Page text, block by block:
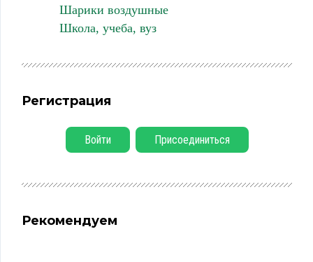
Шарики воздушные
Школа, учеба, вуз
Регистрация
Войти Присоединиться
Рекомендуем